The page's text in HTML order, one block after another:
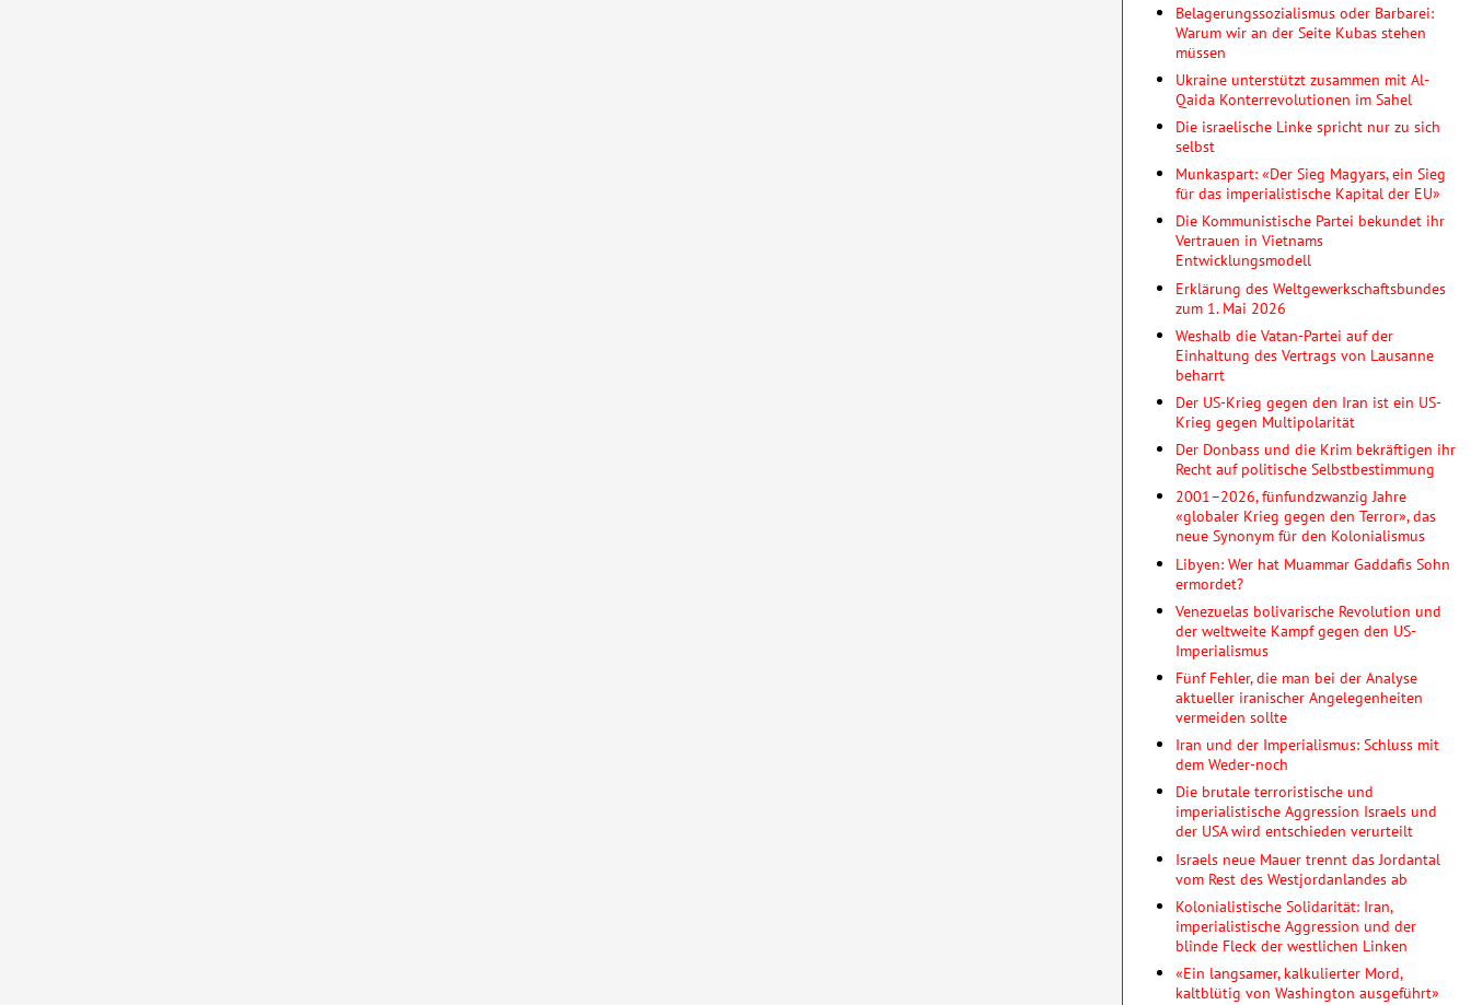
Belagerungssozialismus oder Barbarei:
Warum wir an der Seite Kubas stehen
müssen
Ukraine unterstützt zusammen mit Al-
Qaida Konterrevolutionen im Sahel
Die israelische Linke spricht nur zu sich
selbst
Munkaspart: «Der Sieg Magyars, ein Sieg
für das imperialistische Kapital der EU»
Die Kommunistische Partei bekundet ihr
Vertrauen in Vietnams
Entwicklungsmodell
Erklärung des Weltgewerkschaftsbundes
zum 1. Mai 2026
Weshalb die Vatan-Partei auf der
Einhaltung des Vertrags von Lausanne
beharrt
Der US-Krieg gegen den Iran ist ein US-
Krieg gegen Multipolarität
Der Donbass und die Krim bekräftigen ihr
Recht auf politische Selbstbestimmung
2001–2026, fünfundzwanzig Jahre
«globaler Krieg gegen den Terror», das
neue Synonym für den Kolonialismus
Libyen: Wer hat Muammar Gaddafis Sohn
ermordet?
Venezuelas bolivarische Revolution und
der weltweite Kampf gegen den US-
Imperialismus
Fünf Fehler, die man bei der Analyse
aktueller iranischer Angelegenheiten
vermeiden sollte
Iran und der Imperialismus: Schluss mit
dem Weder-noch
Die brutale terroristische und
imperialistische Aggression Israels und
der USA wird entschieden verurteilt
Israels neue Mauer trennt das Jordantal
vom Rest des Westjordanlandes ab
Kolonialistische Solidarität: Iran,
imperialistische Aggression und der
blinde Fleck der westlichen Linken
«Ein langsamer, kalkulierter Mord,
kaltblütig von Washington ausgeführt»